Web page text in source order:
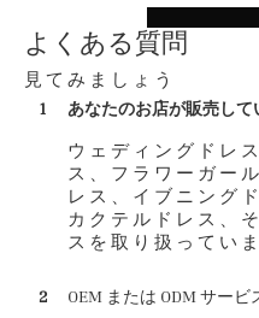
よくある質問
見てみましょう
1 あなたのお店が販売し
ウェディングドレ
ス、フラワーガー
レス、イブニング
カクテルドレス、
スを取り扱ってい
2 OEM または ODM サー